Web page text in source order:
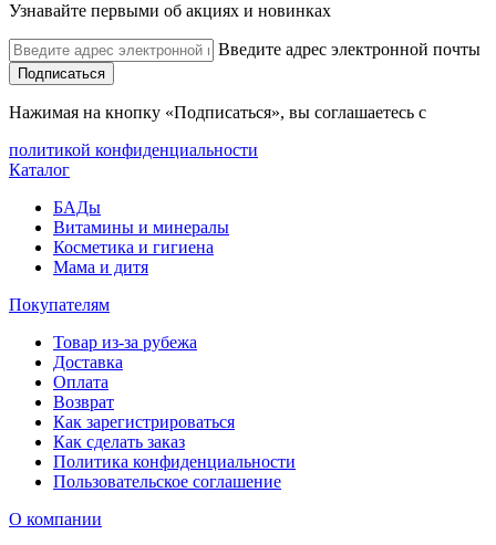
Узнавайте первыми об акциях и новинках
Введите адрес электронной почты
Подписаться
Нажимая на кнопку «Подписаться», вы соглашаетесь с
политикой конфиденциальности
Каталог
БАДы
Витамины и минералы
Косметика и гигиена
Мама и дитя
Покупателям
Товар из-за рубежа
Доставка
Оплата
Возврат
Как зарегистрироваться
Как сделать заказ
Политика конфиденциальности
Пользовательское соглашение
О компании